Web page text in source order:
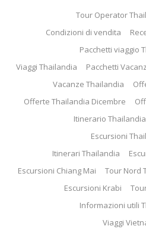
Tour Operator
Condizioni di vendita
Pacchetti viaggio
Viaggi Thailandia
Pacchetti
Vacanze Thailandia
Offerte Thailandia Dicembre
Itinerario
Escursioni
Itinerari Thailandia
Escursioni Chiang Mai
Tour Nord
Escursioni Krabi
Informazioni utili
Viaggi